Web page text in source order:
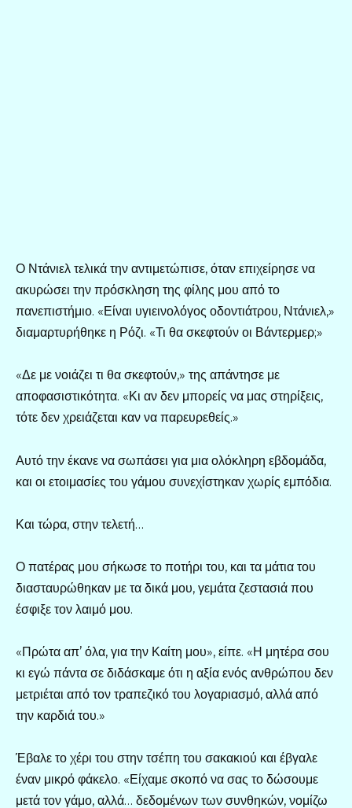
Ο Ντάνιελ τελικά την αντιμετώπισε, όταν επιχείρησε να
ακυρώσει την πρόσκληση της φίλης μου από το
πανεπιστήμιο. «Είναι υγιεινολόγος οδοντιάτρου, Ντάνιελ,»
διαμαρτυρήθηκε η Ρόζι. «Τι θα σκεφτούν οι Βάντερμερ;»
«Δε με νοιάζει τι θα σκεφτούν,» της απάντησε με
αποφασιστικότητα. «Κι αν δεν μπορείς να μας στηρίξεις,
τότε δεν χρειάζεται καν να παρευρεθείς.»
Αυτό την έκανε να σωπάσει για μια ολόκληρη εβδομάδα,
και οι ετοιμασίες του γάμου συνεχίστηκαν χωρίς εμπόδια.
Και τώρα, στην τελετή…
Ο πατέρας μου σήκωσε το ποτήρι του, και τα μάτια του
διασταυρώθηκαν με τα δικά μου, γεμάτα ζεστασιά που
έσφιξε τον λαιμό μου.
«Πρώτα απ’ όλα, για την Καίτη μου», είπε. «Η μητέρα σου
κι εγώ πάντα σε διδάσκαμε ότι η αξία ενός ανθρώπου δεν
μετριέται από τον τραπεζικό του λογαριασμό, αλλά από
την καρδιά του.»
Έβαλε το χέρι του στην τσέπη του σακακιού και έβγαλε
έναν μικρό φάκελο. «Είχαμε σκοπό να σας το δώσουμε
μετά τον γάμο, αλλά… δεδομένων των συνθηκών, νομίζω